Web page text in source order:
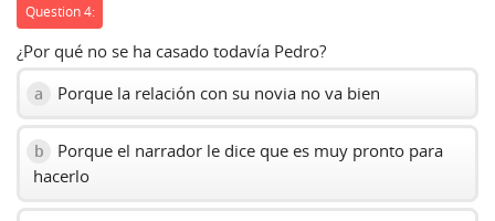
Question 4:
¿Por qué no se ha casado todavía Pedro?
a Porque la relación con su novia no va bien
b
Porque el narrador le dice que es muy pronto para
hacerlo